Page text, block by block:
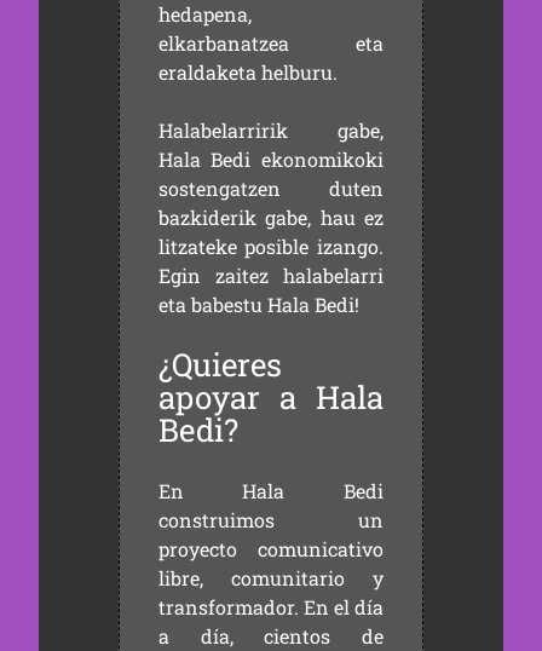
hedapena,
elkarbanatzea eta
eraldaketa helburu.
Halabelarririk gabe,
Hala Bedi ekonomikoki
sostengatzen duten
bazkiderik gabe, hau ez
litzateke posible izango.
Egin zaitez halabelarri
eta babestu Hala Bedi!
¿Quieres
apoyar a Hala
Bedi?
En Hala Bedi
construimos un
proyecto comunicativo
libre, comunitario y
transformador. En el día
a día, cientos de